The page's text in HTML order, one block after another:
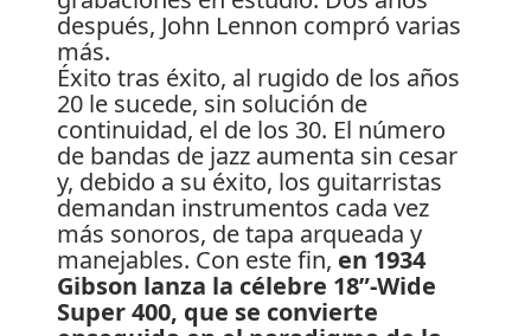
Éxito tras éxito, al rugido de los años
20 le sucede, sin solución de
continuidad, el de los 30. El número
de bandas de jazz aumenta sin cesar
y, debido a su éxito, los guitarristas
demandan instrumentos cada vez
más sonoros, de tapa arqueada y
manejables. Con este fin,en 1934
Gibson lanza la célebre 18”-Wide
Super 400, que se convierte